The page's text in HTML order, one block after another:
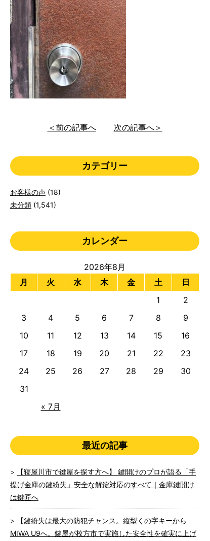
＜前の記事へ 次の記事へ＞
カテゴリー
お客様の声 (18)
未分類 (1,541)
カレンダー
2026年8月
月
火 水 木 金 土 日
« 7月
1
2
3
4 5 6 7 8
9
10
11 12 13 14 15
16
17
18 19 20 21 22
23
24
25 26 27 28 29
30
31
最近の記事
【寝屋川市で鍵屋を探す方へ】 鍵開けのプロが語る「手
提げ金庫の鍵紛失」安全な解錠対応のすべて｜金庫鍵開け
は鍵匠へ
【鍵紛失は最大の防犯チャンス。縦型くの字キーから
MIWA U9へ。鍵屋が枚方市で実施した安全性を確実に上げ